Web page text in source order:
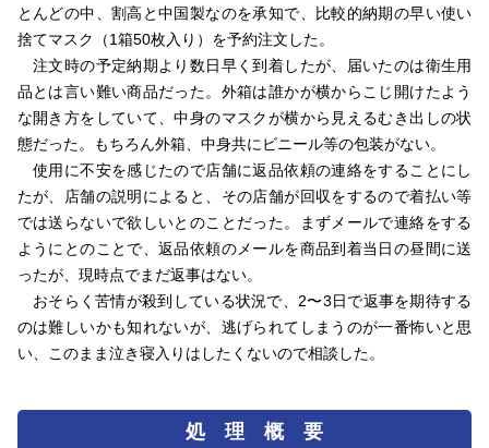
とんどの中、割高と中国製なのを承知で、比較的納期の早い使い
捨てマスク（1箱50枚入り）を予約注文した。
注文時の予定納期より数日早く到着したが、届いたのは衛生用
品とは言い難い商品だった。外箱は誰かが横からこじ開けたよう
な開き方をしていて、中身のマスクが横から見えるむき出しの状
態だった。もちろん外箱、中身共にビニール等の包装がない。
使用に不安を感じたので店舗に返品依頼の連絡をすることにし
たが、店舗の説明によると、その店舗が回収をするので着払い等
では送らないで欲しいとのことだった。まずメールで連絡をする
ようにとのことで、返品依頼のメールを商品到着当日の昼間に送
ったが、現時点でまだ返事はない。
おそらく苦情が殺到している状況で、2〜3日で返事を期待する
のは難しいかも知れないが、逃げられてしまうのが一番怖いと思
い、このまま泣き寝入りはしたくないので相談した。
処 理 概 要